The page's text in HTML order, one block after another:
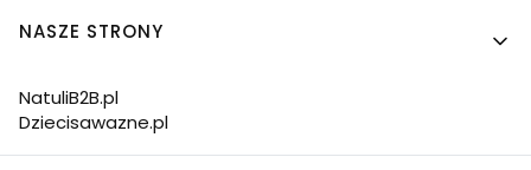
NASZE STRONY
NatuliB2B.pl
Dziecisawazne.pl